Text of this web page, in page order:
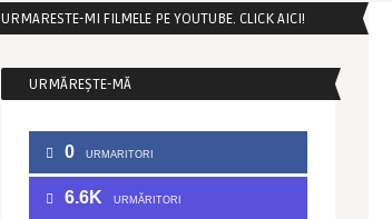
URMARESTE-MI FILMELE PE YOUTUBE. CLICK AICI!
URMĂREȘTE-MĂ
0 URMARITORI
6.6K URMĂRITORI